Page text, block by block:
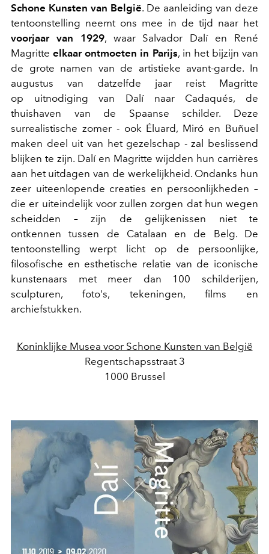
Schone Kunsten van België. De aanleiding van deze
tentoonstelling neemt ons mee in de tijd naar het
voorjaar van 1929, waar Salvador Dalí en René
Magritteelkaar ontmoeten in Parijs, in het bijzijn van
de grote namen van de artistieke avant-garde. In
augustus van datzelfde jaar reist Magritte
op uitnodiging van Dalí naar Cadaqués, de
thuishaven van de Spaanse schilder. Deze
surrealistische zomer - ook Éluard, Miró en Buñuel
maken deel uit van het gezelschap - zal beslissend
blijken te zijn. Dalí en Magritte wijdden hun carrières
aan het uitdagen van de werkelijkheid. Ondanks hun
zeer uiteenlopende creaties en persoonlijkheden –
die er uiteindelijk voor zullen zorgen dat hun wegen
scheidden – zijn de gelijkenissen niet te
ontkennen tussen de Catalaan en de Belg. De
tentoonstelling werpt licht op de persoonlijke,
filosofische en esthetische relatie van de iconische
kunstenaars met meer dan 100 schilderijen,
sculpturen, foto's, tekeningen, films en
archiefstukken.
Koninklijke Musea voor Schone Kunsten van België
Regentschapsstraat 3
1000 Brussel